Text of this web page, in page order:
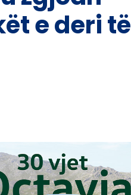
e deri të